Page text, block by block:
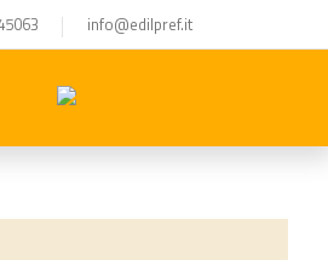
info@edilpref.it